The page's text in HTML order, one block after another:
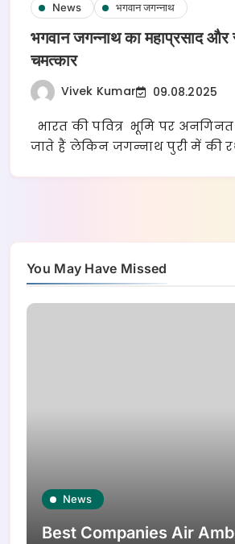
News भगवान जगन्नाथ
भगवान जगन्नाथ का महाप्रसाद और रथ यात्रा का
चमत्कार
Vivek Kumar 09.08.2025
भारत की पवित्र भूमि पर अनगिनत
जाते हैं लेकिन जगन्नाथ पुरी में की
You May Have Missed
News
Best Companies Air